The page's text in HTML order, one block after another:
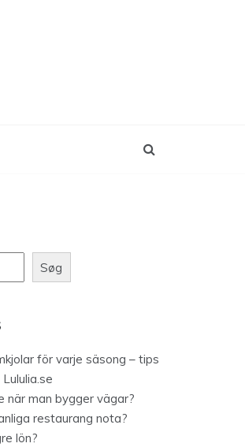
Søg
för varje säsong – tips
när man bygger vägar?
restaurang nota?
lön?